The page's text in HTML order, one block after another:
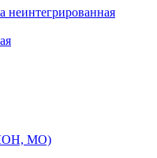
неинтегрированная
МО)